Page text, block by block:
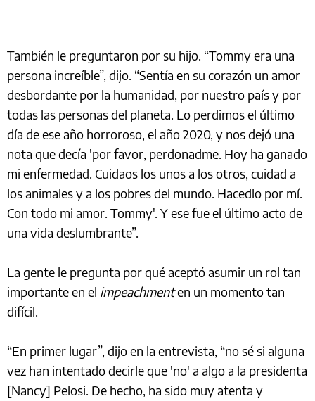
También le preguntaron por su hijo. “Tommy era una
persona increíble”, dijo. “Sentía en su corazón un amor
desbordante por la humanidad, por nuestro país y por
todas las personas del planeta. Lo perdimos el último
día de ese año horroroso, el año 2020, y nos dejó una
nota que decía 'por favor, perdonadme. Hoy ha ganado
mi enfermedad. Cuidaos los unos a los otros, cuidad a
los animales y a los pobres del mundo. Hacedlo por mí.
Con todo mi amor. Tommy'. Y ese fue el último acto de
una vida deslumbrante”.
La gente le pregunta por qué aceptó asumir un rol tan
importante en el impeachmenten un momento tan
difícil.
“En primer lugar”, dijo en la entrevista, “no sé si alguna
vez han intentado decirle que 'no' a algo a la presidenta
[Nancy] Pelosi. De hecho, ha sido muy atenta y